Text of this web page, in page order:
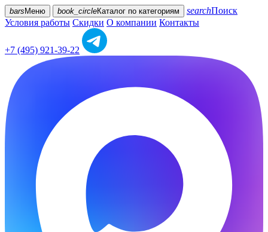
bars Меню book_circleКаталог по категориям searchПоиск
Условия работы Скидки О компании Контакты
+7 (495) 921-39-22